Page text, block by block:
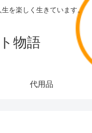
を楽しく生きています。
物語
代用品